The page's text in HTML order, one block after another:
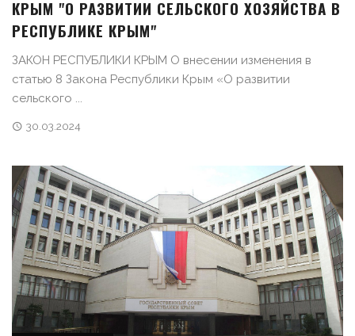
КРЫМ "О РАЗВИТИИ СЕЛЬСКОГО ХОЗЯЙСТВА В
РЕСПУБЛИКЕ КРЫМ"
ЗАКОН РЕСПУБЛИКИ КРЫМ О внесении изменения в
статью 8 Закона Республики Крым «О развитии
сельского ...
30.03.2024